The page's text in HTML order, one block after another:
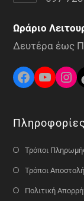
Ωράριο
Δευτέρα έως
Πληροφορίες
Τρόποι
Τρόποι
Πολιτική